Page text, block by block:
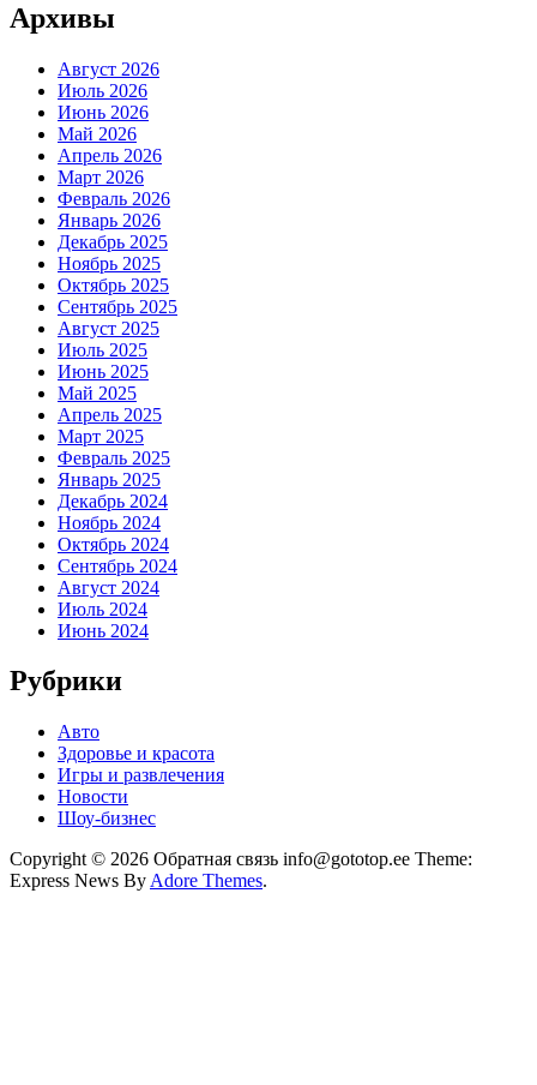
Архивы
Август 2026
Июль 2026
Июнь 2026
Май 2026
Апрель 2026
Март 2026
Февраль 2026
Январь 2026
Декабрь 2025
Ноябрь 2025
Октябрь 2025
Сентябрь 2025
Август 2025
Июль 2025
Июнь 2025
Май 2025
Апрель 2025
Март 2025
Февраль 2025
Январь 2025
Декабрь 2024
Ноябрь 2024
Октябрь 2024
Сентябрь 2024
Август 2024
Июль 2024
Июнь 2024
Рубрики
Авто
Здоровье и красота
Игры и развлечения
Новости
Шоу-бизнес
Copyright © 2026 Обратная связь info@gototop.ee Theme:
Express News By Adore Themes.